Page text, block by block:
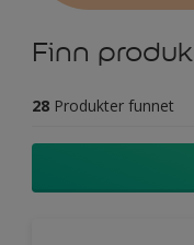
Finn
28 Produkter funnet